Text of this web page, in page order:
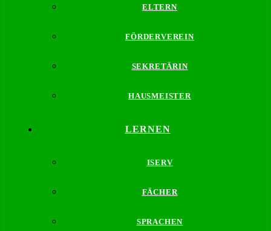
ELTERN
FÖRDERVEREIN
SEKRETÄRIN
HAUSMEISTER
LERNEN
ISERV
FÄCHER
SPRACHEN